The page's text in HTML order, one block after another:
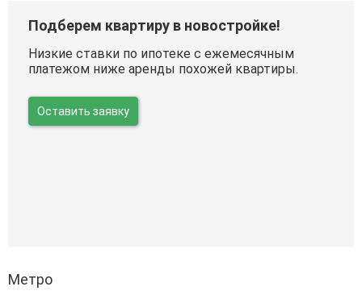
Подберем квартиру в новостройке!
Низкие ставки по ипотеке с ежемесячным
платежом ниже аренды похожей квартиры.
Оставить заявку
Метро